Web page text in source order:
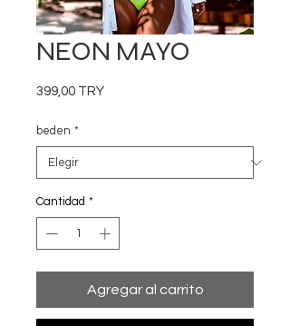
NEON MAYO
399,00 TRYPrecio
beden *
Cantidad *
Agregar al carrito